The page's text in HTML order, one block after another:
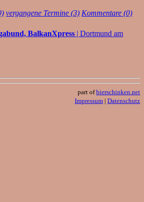
vergangene Termine (3) Kommentare (0)
BalkanXpress | Dortmund am
part ofbierschinken.net
Impressum | Datenschutz